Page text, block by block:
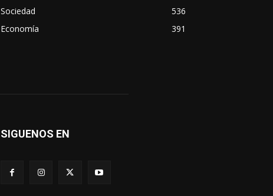
Sociedad
536
Economía
391
SIGUENOS EN